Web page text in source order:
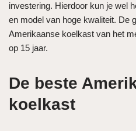
investering. Hierdoor kun je wel
en model van hoge kwaliteit. De
Amerikaanse koelkast van het
op 15 jaar.
De beste
koelkast